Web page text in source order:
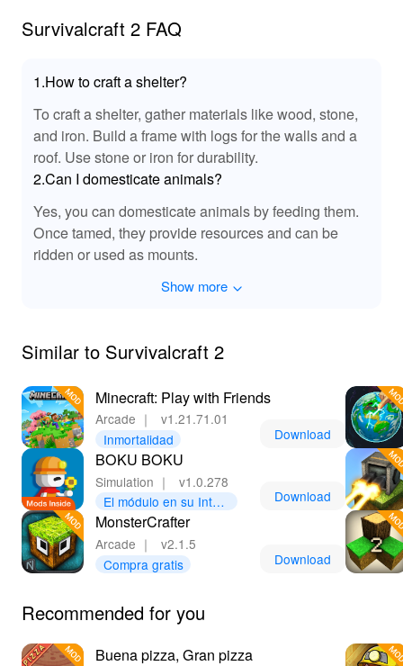
libertad de recursos ilimitados que te permiten probar tu
mejoras gráficas proporcionan una experiencia de
atractiva. Explora nuevo contenido y características que
aumentan significativamente la jugabilidad estándar.
Además, Lelejoy se destaca como la mejor plataforma
para descargar mods, asegurando que tengas acceso a
permitiéndote experimentar 'Survivalcraft 2' en su
máximo potencial.
Survivalcraft 2 FAQ
1.How to craft a shelter?
To craft a shelter, gather materials like wood, stone,
and iron. Build a frame with logs for the walls and a
roof. Use stone or iron for durability.
2.Can I domesticate animals?
Yes, you can domesticate animals by feeding them.
Once tamed, they provide resources and can be
ridden or used as mounts.
Show more
Similar to Survivalcraft 2
Minecraft: Play with Friends
Arcade ｜
v1.21.71.01
Inmortalidad
Download
BOKU BOKU
Simulation ｜
v1.0.278
El módulo en su Interi
or
Download
MonsterCrafter
Arcade ｜
v2.1.5
Compra gratis
Download
Recommended for you
Buena pizza, Gran pizza